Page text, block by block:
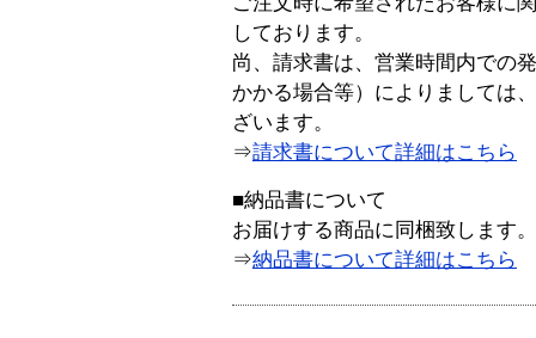
しております。
尚、請求書は、営業時間内での
かかる場合等）によりましては
ざいます。
⇒請求書について詳細はこちら
■納品書について
お届けする商品に同梱致します。
⇒納品書について詳細はこちら